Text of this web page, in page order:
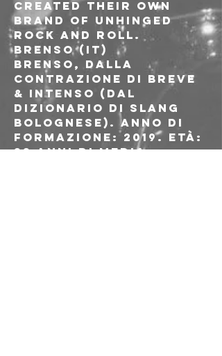
created their own
brand of unhinged
rock and roll.
BRENSO (IT)
Brenso, dalla
contrazione di BREve
& inteNSO (dal
dizionario di slang
bolognese). Anno di
formazione: 2019. Età:
33 anni di media.